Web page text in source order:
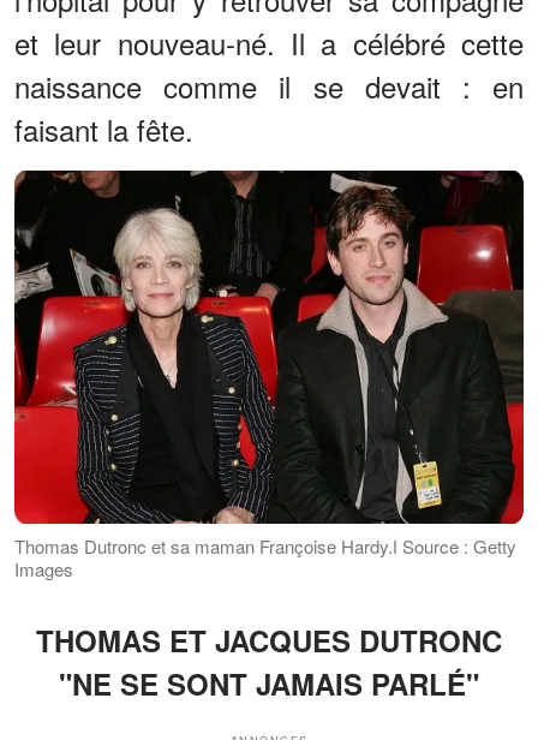
et leur nouveau-né. Il a célébré cette
naissance comme il se devait : en
faisant la fête.
Thomas Dutronc et sa maman Françoise Hardy.ǀ Source : Getty
Images
THOMAS ET JACQUES DUTRONC
"NE SE SONT JAMAIS PARLÉ"